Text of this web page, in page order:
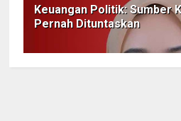
Keuangan Politik: Sumber
Pernah Dituntaskan